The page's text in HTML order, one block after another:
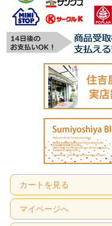
カートを見る
マイページへ